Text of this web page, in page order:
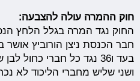
חוק ההמרה עולה להצבעה:
החוק נגד המרה בגלל הלחץ
בעד ו36 נגד כל חברי
ושני שליש מחברי הליכוד לא